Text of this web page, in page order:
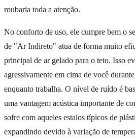
roubaria toda a atenção.
No conforto de uso, ele cumpre bem o
de "Ar Indireto" atua de forma muito
principal de ar gelado para o teto. Isso
agressivamente em cima de você
enquanto trabalha. O nível de ruído é
uma vantagem acústica importante de
sofre com aqueles estalos típicos de
expandindo devido à variação de